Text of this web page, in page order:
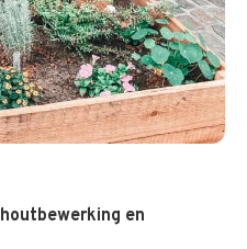
houtbewerking en